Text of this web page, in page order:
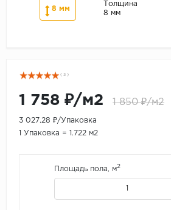
8 мм
Толщина
8 мм
( 3 )
1 758 ₽/м2 1 850 ₽/м2
3 027.28 ₽/Упаковка
1 Упаковка = 1.722 м2
Площадь пола, м2